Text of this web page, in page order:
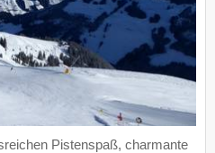
Pistenspaß, charmante